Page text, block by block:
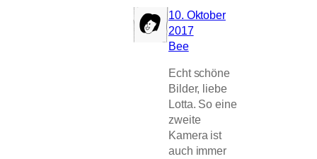
10. Oktober
2017
Bee
Echt schöne
Bilder, liebe
Lotta. So eine
zweite
Kamera ist
auch immer